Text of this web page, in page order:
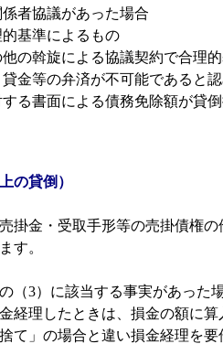
者協議があった場合
基準によるもの
の斡旋による協議契約で合理
金等の弁済が不可能であると
る書面による債務免除額が貸
の貸倒）
掛金・受取手形等の売掛債権
す。
（3）に該当する事実があった
経理したときは、損金の額に
て」の場合と違い損金経理を要